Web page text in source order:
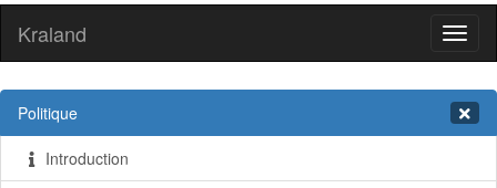
Kraland
Politique
Introduction